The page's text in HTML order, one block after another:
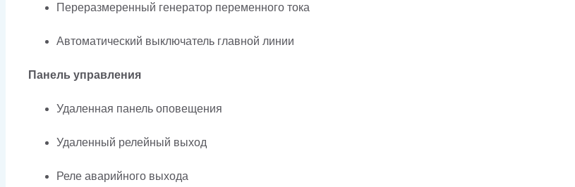
Переразмеренный генератор переменного тока
Автоматический выключатель главной линии
Панель управления
Удаленная панель оповещения
Удаленный релейный выход
Реле аварийного выхода